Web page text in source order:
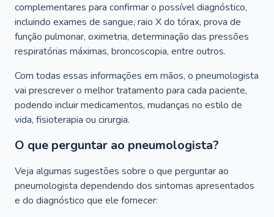
complementares para confirmar o possível diagnóstico,
incluindo exames de sangue, raio X do tórax, prova de
função pulmonar, oximetria, determinação das pressões
respiratórias máximas, broncoscopia, entre outros.
Com todas essas informações em mãos, o pneumologista
vai prescrever o melhor tratamento para cada paciente,
podendo incluir medicamentos, mudanças no estilo de
vida, fisioterapia ou cirurgia.
O que perguntar ao pneumologista?
Veja algumas sugestões sobre o que perguntar ao
pneumologista dependendo dos sintomas apresentados
e do diagnóstico que ele fornecer: